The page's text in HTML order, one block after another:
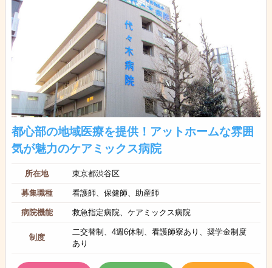
都心部の地域医療を提供！アットホームな雰囲
気が魅力のケアミックス病院
所在地 東京都渋谷区
募集職種 看護師、保健師、助産師
病院機能 救急指定病院、ケアミックス病院
制度
二交替制、4週6休制、看護師寮あり、奨学金制度
あり